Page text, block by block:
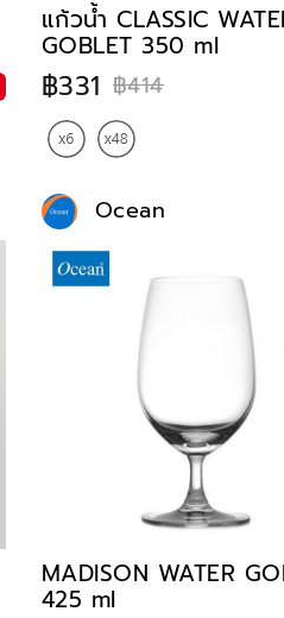
แก้วน้ำ CLASSIC
GOBLET 350 ml
฿331 ฿414
Ocean
MADISON WATER
425 ml